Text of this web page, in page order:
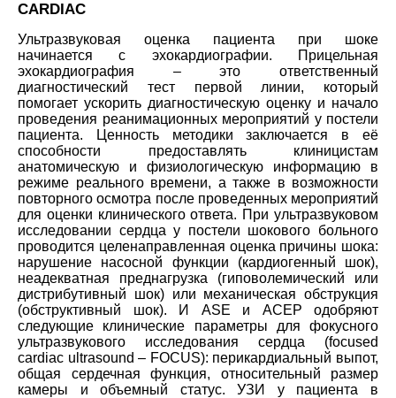
CARDIAC
Ультразвуковая оценка пациента при шоке
начинается с эхокардиографии. Прицельная
эхокардиография – это ответственный
диагностический тест первой линии, который
помогает ускорить диагностическую оценку и начало
проведения реанимационных мероприятий у постели
пациента. Ценность методики заключается в её
способности предоставлять клиницистам
анатомическую и физиологическую информацию в
режиме реального времени, а также в возможности
повторного осмотра после проведенных мероприятий
для оценки клинического ответа. При ультразвуковом
исследовании сердца у постели шокового больного
проводится целенаправленная оценка причины шока:
нарушение насосной функции (кардиогенный шок),
неадекватная преднагрузка (гиповолемический или
дистрибутивный шок) или механическая обструкция
(обструктивный шок). И ASE и ACEP одобряют
следующие клинические параметры для фокусного
ультразвукового исследования сердца (focused
cardiac ultrasound – FOCUS): перикардиальный выпот,
общая сердечная функция, относительный размер
камеры и объемный статус. УЗИ у пациента в